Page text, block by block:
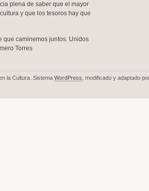
plena de saber que el mayor
y que los tesoros hay que
que caminemos juntos. Unidos
Torres
la Cultura. Sistema WordPress , modificado y adaptado